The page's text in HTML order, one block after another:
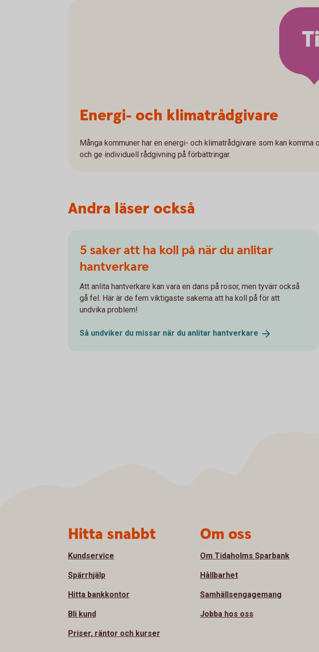
Energi- och klimatrådgivare
Många kommuner har en energi- och klimatrådgivare som kan komma
och ge individuell rådgivning på förbättringar.
Andra läser också
5 saker att ha koll på när du anlitar
hantverkare
Att anlita hantverkare kan vara en dans på rosor, men tyvärr också
gå fel. Här är de fem viktigaste sakerna att ha koll på för att
undvika problem!
Så undviker du missar när du anlitar hantverkare
Hitta snabbt
Kundservice
Spärrhjälp
Hitta bankkontor
Bli kund
Priser, räntor och kurser
Om oss
Om Tidaholms Sparbank
Hållbarhet
Samhällsengagemang
Jobba hos oss